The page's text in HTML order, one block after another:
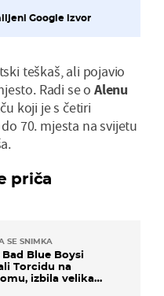
Google izvor
teškaš, ali pojavio
Radi se o Alenu
koji je s četiri
70. mjesta na svijetu
priča
SE SNIMKA
Bad Blue Boysi
Torcidu na
izbila velika